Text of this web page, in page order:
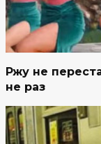
Ржу не
не раз